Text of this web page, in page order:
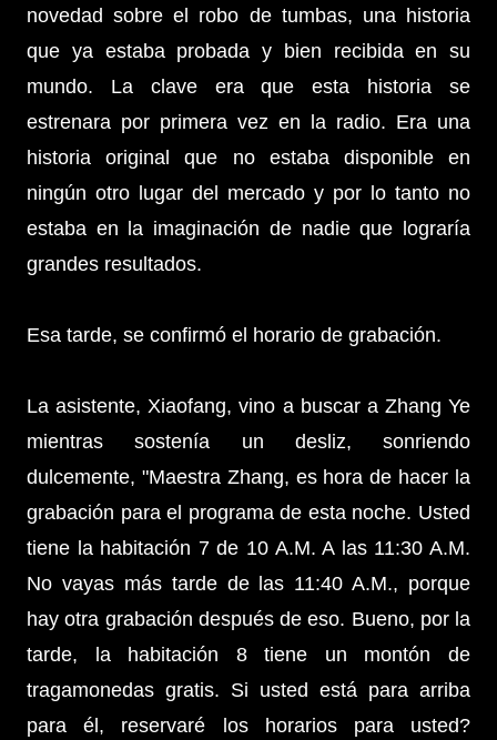
novedad sobre el robo de tumbas, una historia
que ya estaba probada y bien recibida en su
mundo. La clave era que esta historia se
estrenara por primera vez en la radio. Era una
historia original que no estaba disponible en
ningún otro lugar del mercado y por lo tanto no
estaba en la imaginación de nadie que lograría
grandes resultados.
Esa tarde, se confirmó el horario de grabación.
La asistente, Xiaofang, vino a buscar a Zhang Ye
mientras sostenía un desliz, sonriendo
dulcemente, "Maestra Zhang, es hora de hacer la
grabación para el programa de esta noche. Usted
tiene la habitación 7 de 10 A.M. A las 11:30 A.M.
No vayas más tarde de las 11:40 A.M., porque
hay otra grabación después de eso. Bueno, por la
tarde, la habitación 8 tiene un montón de
tragamonedas gratis. Si usted está para arriba
para él, reservaré los horarios para usted?